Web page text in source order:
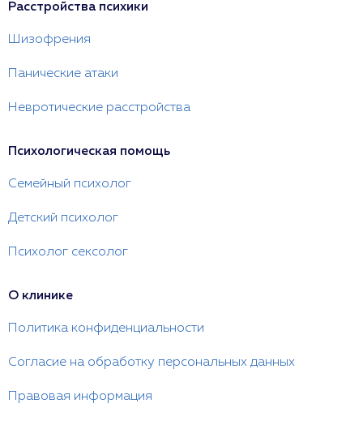
Расстройства психики
Шизофрения
Панические атаки
Невротические расстройства
Психологическая помощь
Семейный психолог
Детский психолог
Психолог сексолог
О клинике
Политика конфиденциальности
Согласие на обработку персональных данных
Правовая информация